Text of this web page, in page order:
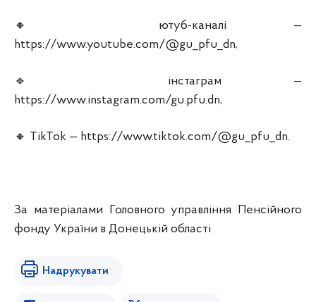
🔸 ютуб-каналі —
https://www.youtube.com/@gu_pfu_dn,
🔹 інстаграм —
https://www.instagram.com/gu.pfu.dn,
🔸 TikTok — https://www.tiktok.com/@gu_pfu_dn.
За матеріалами Головного управління Пенсійного
фонду України в Донецькій області
Надрукувати